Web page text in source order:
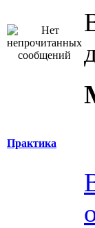
Практика